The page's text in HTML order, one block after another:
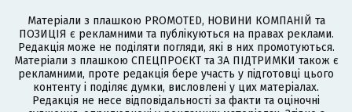
Матеріали з плашкою PROMOTED, НОВИНИ КОМПАНІЙ та
ПОЗИЦІЯ є рекламними та публікуються на правах реклами.
Редакція може не поділяти погляди, які в них промотуються.
Матеріали з плашкою СПЕЦПРОЄКТ та ЗА ПІДТРИМКИ також є
рекламними, проте редакція бере участь у підготовці цього
контенту і поділяє думки, висловлені у цих матеріалах.
Редакція не несе відповідальності за факти та оціночні